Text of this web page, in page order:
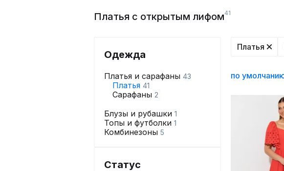
Платья с открытым лифом41
Одежда
Платья и сарафаны 43
Платья 41
Сарафаны 2
Блузы и рубашки 1
Топы и футболки 1
Комбинезоны 5
Статус
Платья
по